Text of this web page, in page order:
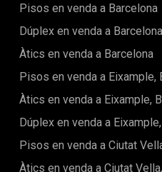
Pisos en venda a Barcelona
Dúplex en venda a Barcelona
Àtics en venda a Barcelona
Pisos en venda a Eixample,
Àtics en venda a Eixample,
Dúplex en venda a
Pisos en venda a Ciutat
Àtics en venda a Ciutat